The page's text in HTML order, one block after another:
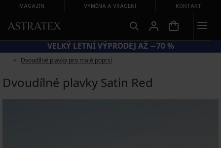
MAGAZÍN VÝMĚNA A VRÁCENÍ KONTAKT
KÓD BRA20 = PODPRSENKY −20 %
Dvoudílné plavky pro malé poprsí
Dvoudílné plavky Satin Red